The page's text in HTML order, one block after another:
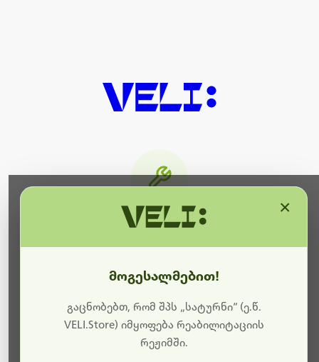
ბოდიშს გიხდით შეფერხებისთვის. ამჟამად
მიმდინარეობს საიტის განახლება და ტექნიკური
სამუშაოები.
მალე ისევ ხელმისაწვდომი იქნება. გმადლობთ
მოგესალმებით!
გაცნობებთ, რომ შპს „სატურნი“ (ე.წ.
VELI.Store) იმყოფება რეაბილიტაციის
რეჟიმში.
×